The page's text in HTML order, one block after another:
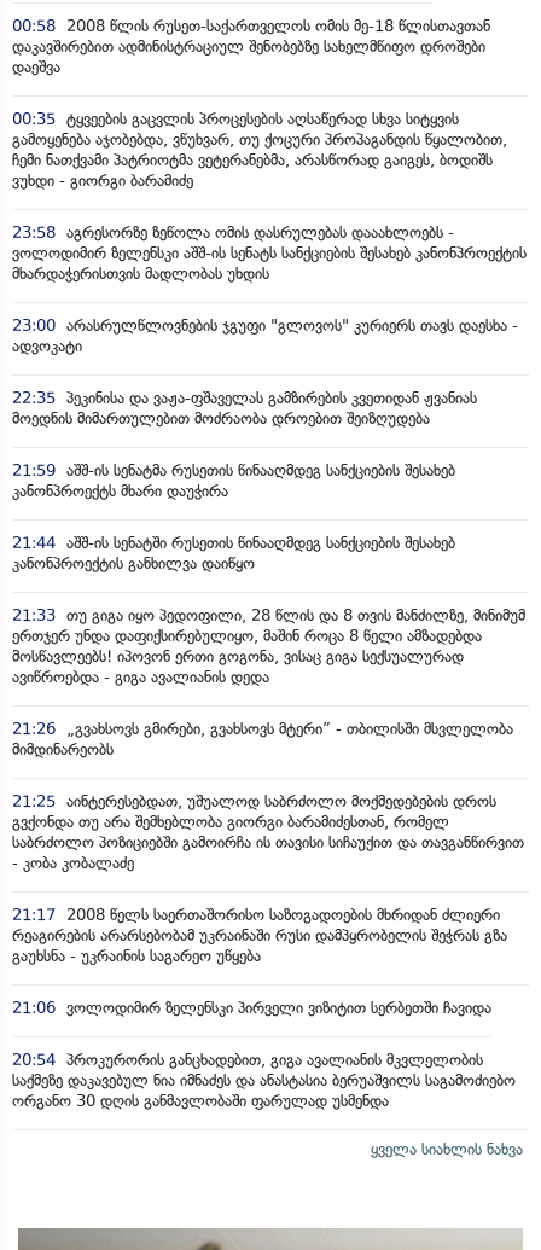
00:58
2008 წლის რუსეთ-საქართველოს ომის მე-18 წლისთავთან
დაკავშირებით ადმინისტრაციულ შენობებზე სახელმწიფო დროშები
დაეშვა
00:35 ტყვეების გაცვლის პროცესების აღსაწერად სხვა სიტყვის
გამოყენება აჯობებდა, ვწუხვარ, თუ ქოცური პროპაგანდის წყალობით,
ჩემი ნათქვამი პატრიოტმა ვეტერანებმა, არასწორად გაიგეს, ბოდიშს
ვუხდი - გიორგი ბარამიძე
23:58 აგრესორზე ზეწოლა ომის დასრულებას დააახლოებს -
ვოლოდიმირ ზელენსკი აშშ-ის სენატს სანქციების შესახებ კანონპროექტის
მხარდაჭერისთვის მადლობას უხდის
23:00 არასრულწლოვნების ჯგუფი "გლოვოს" კურიერს თავს დაესხა -
ადვოკატი
22:35 პეკინისა და ვაჟა-ფშაველას გამზირების კვეთიდან ჟვანიას
მოედნის მიმართულებით მოძრაობა დროებით შეიზღუდება
21:59 აშშ-ის სენატმა რუსეთის წინააღმდეგ სანქციების შესახებ
კანონპროექტს მხარი დაუჭირა
21:44 აშშ-ის სენატში რუსეთის წინააღმდეგ სანქციების შესახებ
კანონპროექტის განხილვა დაიწყო
21:33 თუ გიგა იყო პედოფილი, 28 წლის და 8 თვის მანძილზე, მინიმუმ
ერთჯერ უნდა დაფიქსირებულიყო, მაშინ როცა 8 წელი ამზადებდა
მოსწავლეებს! იპოვონ ერთი გოგონა, ვისაც გიგა სექსუალურად
ავიწროებდა - გიგა ავალიანის დედა
21:26
„გვახსოვს გმირები, გვახსოვს მტერი” - თბილისში მსვლელობა
მიმდინარეობს
21:25 აინტერესებდათ, უშუალოდ საბრძოლო მოქმედებების დროს
გვქონდა თუ არა შემხებლობა გიორგი ბარამიძესთან, რომელ
საბრძოლო პოზიციებში გამოირჩა ის თავისი სიჩაუქით და თავგანწირვით
- კობა კობალაძე
21:17
2008 წელს საერთაშორისო საზოგადოების მხრიდან ძლიერი
რეაგირების არარსებობამ უკრაინაში რუსი დამპყრობელის შეჭრას გზა
გაუხსნა - უკრაინის საგარეო უწყება
21:06 ვოლოდიმირ ზელენსკი პირველი ვიზიტით სერბეთში ჩავიდა
20:54 პროკურორის განცხადებით, გიგა ავალიანის მკვლელობის
საქმეზე დაკავებულ ნია იმნაძეს და ანასტასია ბერუაშვილს საგამოძიებო
ორგანო 30 დღის განმავლობაში ფარულად უსმენდა
ყველა სიახლის ნახვა